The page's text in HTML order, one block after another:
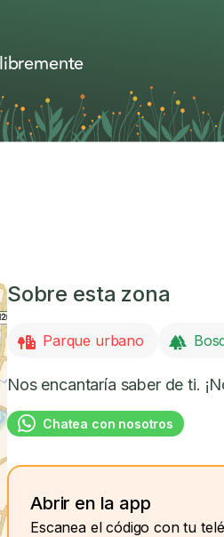
Sobre esta zona
Parque urbano
Nos encantaría saber de ti.
Chatea con nosotros
Abrir en la app
Escanea el código con tu